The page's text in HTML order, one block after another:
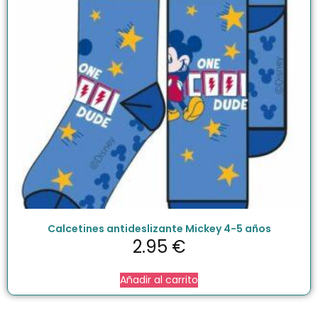
Calcetines antideslizante Mickey 4-5 años
2.95 €
Añadir al carrito